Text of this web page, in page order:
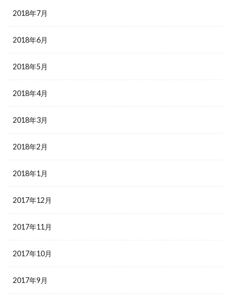
2018年7月
2018年6月
2018年5月
2018年4月
2018年3月
2018年2月
2018年1月
2017年12月
2017年11月
2017年10月
2017年9月